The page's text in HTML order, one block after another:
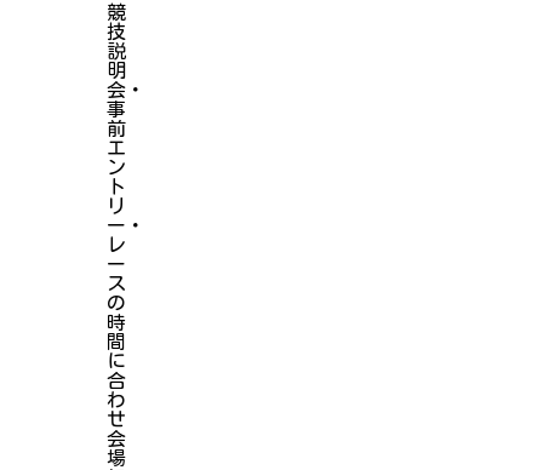
競
技
説
明
会・
事
前
エ
ン
ト
リ
ー・
レ
ー
ス
の
時
間
に
合
わ
せ
会
場